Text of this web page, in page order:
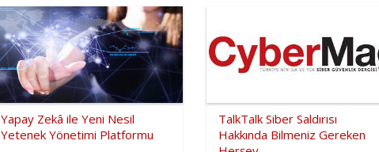
Yapay Zekâ ile Yeni Nesil
Yetenek Yönetimi Platformu
TalkTalk Siber Saldırısı
Hakkında Bilmeniz Gereken